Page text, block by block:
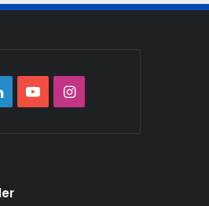
LinkedInYouTubeInstagram